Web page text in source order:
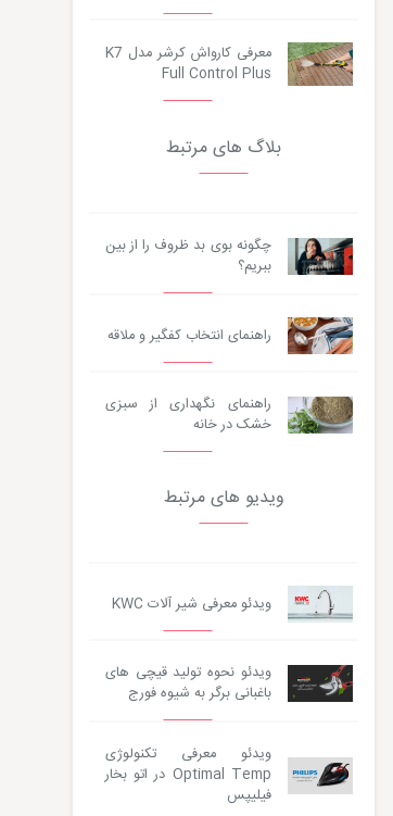
معرفی کارواش کرشر مدل K7
Full Control Plus
بلاگ های مرتبط
چگونه بوی بد ظروف را از بین
ببریم؟
راهنمای انتخاب کفگیر و ملاقه
راهنمای نگهداری از سبزی
خشک در خانه
ویدیو های مرتبط
ویدئو معرفی شیر آلات KWC
ویدئو نحوه تولید قیچی های
باغبانی برگر به شیوه فورج
ویدئو معرفی تکنولوژی
Optimal Temp در اتو بخار
فیلیپس